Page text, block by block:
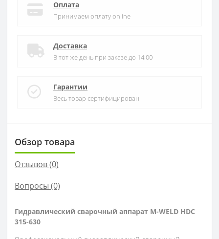
Оплата
Принимаем оплату online
Доставка
В тот же день при заказе до 14:00
Гарантии
Весь товар сертифицирован
Обзор товара
Отзывов (0)
Вопросы (0)
Гидравлический сварочный аппарат M-WELD HDC
315-630